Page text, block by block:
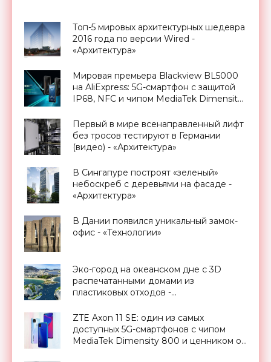
Топ-5 мировых архитектурных шедевра
2016 года по версии Wired -
«Архитектура»
Мировая премьера Blackview BL5000
на AliExpress: 5G-смартфон с защитой
IP68, NFC и чипом MediaTek Dimensity
Первый в мире всенаправленный лифт
без тросов тестируют в Германии
(видео) - «Архитектура»
В Сингапуре построят «зеленый»
небоскреб с деревьями на фасаде -
«Архитектура»
В Дании появился уникальный замок-
офис - «Технологии»
Эко-город на океанском дне с 3D
распечатанными домами из
пластиковых отходов -
«Архитектура»
ZTE Axon 11 SE: один из самых
доступных 5G-смартфонов с чипом
MediaTek Dimensity 800 и ценником от